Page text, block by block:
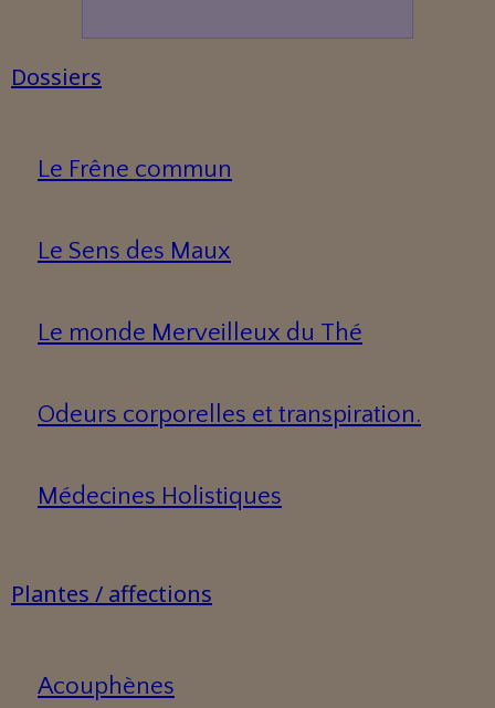
Dossiers
Le Frêne commun
Le Sens des Maux
Le monde Merveilleux du Thé
Odeurs corporelles et transpiration.
Médecines Holistiques
Plantes / affections
Acouphènes